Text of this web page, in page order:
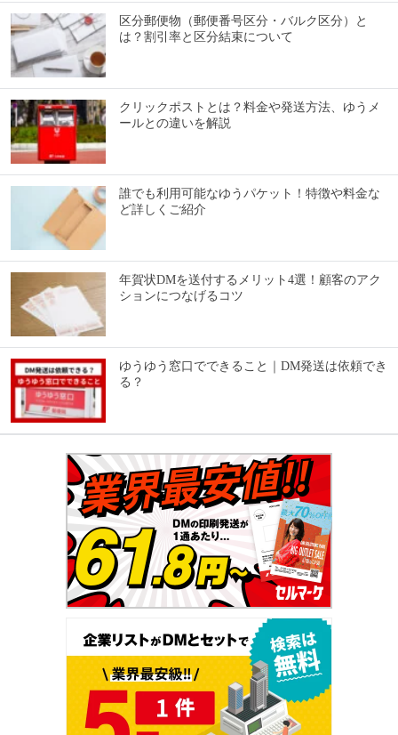
区分郵便物（郵便番号区分・バルク区分）と
は？割引率と区分結束について
クリックポストとは？料金や発送方法、ゆうメ
ールとの違いを解説
誰でも利用可能なゆうパケット！特徴や料金な
ど詳しくご紹介
年賀状DMを送付するメリット4選！顧客のアク
ションにつなげるコツ
ゆうゆう窓口でできること｜DM発送は依頼でき
る？